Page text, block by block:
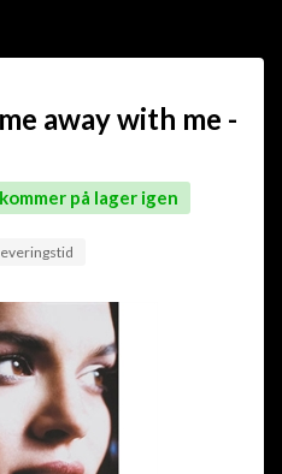
away with me -
på lager igen